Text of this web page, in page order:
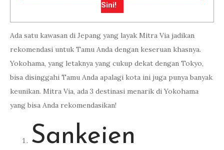
Sini!
Ada satu kawasan di Jepang yang layak Mitra Via jadikan
rekomendasi untuk Tamu Anda dengan keseruan khasnya.
Yokohama, yang letaknya yang cukup dekat dengan Tokyo,
bisa disinggahi Tamu Anda apalagi kota ini juga punya banyak
keunikan. Mitra Via, ada 3 destinasi menarik di Yokohama
yang bisa Anda rekomendasikan!
Sankeien